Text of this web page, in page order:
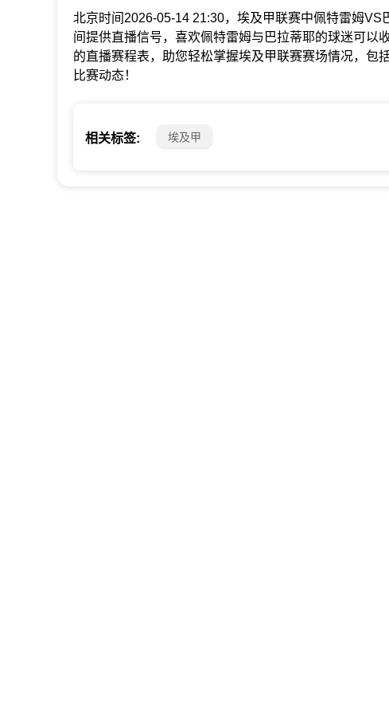
北京时间2026-05-14 21:30，埃及甲联赛中佩特雷姆
间提供直播信号，喜欢佩特雷姆与巴拉蒂耶的球迷可以
的直播赛程表，助您轻松掌握埃及甲联赛赛场情况，包
比赛动态！
相关标签: 埃及甲